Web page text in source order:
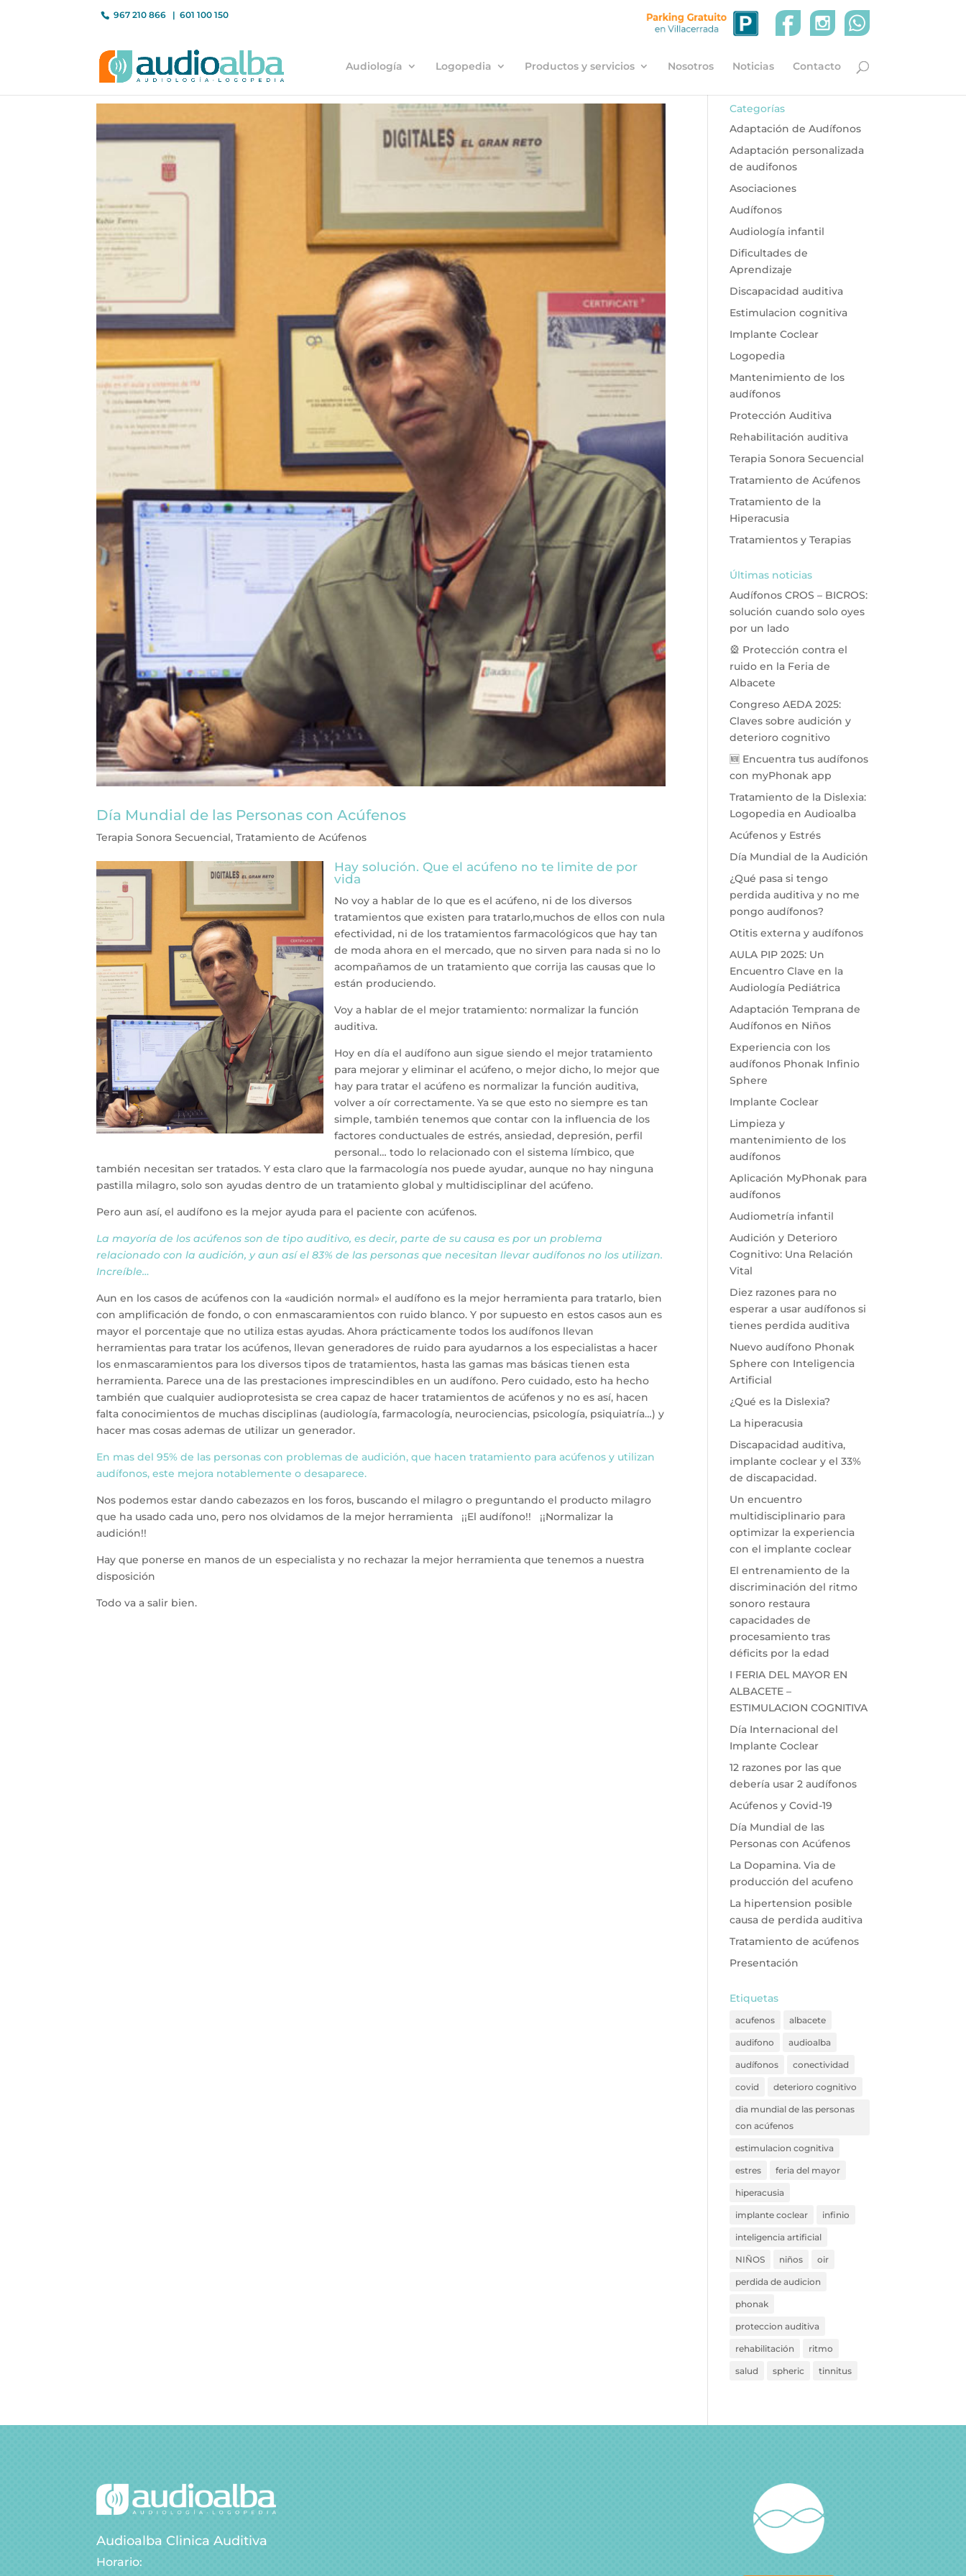
967 210 866 601 100 150
Audiología Logopedia Productos y servicios Nosotros Noticias Contacto
Día Mundial de las Personas con Acúfenos
Terapia Sonora Secuencial,Tratamiento de Acúfenos
Hay solución. Que el acúfeno no te limite de por
vida
No voy a hablar de lo que es el acúfeno, ni de los diversos
tratamientos que existen para tratarlo,muchos de ellos con nula
efectividad, ni de los tratamientos farmacológicos que hay tan
de moda ahora en el mercado, que no sirven para nada si no lo
acompañamos de un tratamiento que corrija las causas que lo
están produciendo.
Voy a hablar de el mejor tratamiento: normalizar la función
auditiva.
Hoy en día el audífono aun sigue siendo el mejor tratamiento
para mejorar y eliminar el acúfeno, o mejor dicho, lo mejor que
hay para tratar el acúfeno es normalizar la función auditiva,
volver a oír correctamente. Ya se que esto no siempre es tan
simple, también tenemos que contar con la influencia de los
factores conductuales de estrés, ansiedad, depresión, perfil
personal… todo lo relacionado con el sistema límbico, que
también necesitan ser tratados. Y esta claro que la farmacología nos puede ayudar, aunque no hay ninguna
pastilla milagro, solo son ayudas dentro de un tratamiento global y multidisciplinar del acúfeno.
Pero aun así, el audífono es la mejor ayuda para el paciente con acúfenos.
La mayoría de los acúfenos son de tipo auditivo, es decir, parte de su causa es por un problema
relacionado con la audición, y aun así el 83% de las personas que necesitan llevar audífonos no los utilizan.
Increíble…
Aun en los casos de acúfenos con la «audición normal» el audífono es la mejor herramienta para tratarlo, bien
con amplificación de fondo, o con enmascaramientos con ruido blanco. Y por supuesto en estos casos aun es
mayor el porcentaje que no utiliza estas ayudas. Ahora prácticamente todos los audífonos llevan
herramientas para tratar los acúfenos, llevan generadores de ruido para ayudarnos a los especialistas a hacer
los enmascaramientos para los diversos tipos de tratamientos, hasta las gamas mas básicas tienen esta
herramienta. Parece una de las prestaciones imprescindibles en un audífono. Pero cuidado, esto ha hecho
también que cualquier audioprotesista se crea capaz de hacer tratamientos de acúfenos y no es así, hacen
falta conocimientos de muchas disciplinas (audiología, farmacología, neurociencias, psicología, psiquiatría…) y
hacer mas cosas ademas de utilizar un generador.
En mas del 95% de las personas con problemas de audición, que hacen tratamiento para acúfenos y utilizan
audífonos, este mejora notablemente o desaparece.
Nos podemos estar dando cabezazos en los foros, buscando el milagro o preguntando el producto milagro
que ha usado cada uno, pero nos olvidamos de la mejor herramienta ¡¡El audífono!! ¡¡Normalizar la
audición!!
Hay que ponerse en manos de un especialista y no rechazar la mejor herramienta que tenemos a nuestra
disposición
Todo va a salir bien.
Categorías
Adaptación de Audífonos
Adaptación personalizada
de audifonos
Asociaciones
Audífonos
Audiología infantil
Dificultades de
Aprendizaje
Discapacidad auditiva
Estimulacion cognitiva
Implante Coclear
Logopedia
Mantenimiento de los
audífonos
Protección Auditiva
Rehabilitación auditiva
Terapia Sonora Secuencial
Tratamiento de Acúfenos
Tratamiento de la
Hiperacusia
Tratamientos y Terapias
Últimas noticias
Audífonos CROS – BICROS:
solución cuando solo oyes
por un lado
🎡 Protección contra el
ruido en la Feria de
Albacete
Congreso AEDA 2025:
Claves sobre audición y
deterioro cognitivo
🆕 Encuentra tus audífonos
con myPhonak app
Tratamiento de la Dislexia:
Logopedia en Audioalba
Acúfenos y Estrés
Día Mundial de la Audición
¿Qué pasa si tengo
perdida auditiva y no me
pongo audífonos?
Otitis externa y audífonos
AULA PIP 2025: Un
Encuentro Clave en la
Audiología Pediátrica
Adaptación Temprana de
Audífonos en Niños
Experiencia con los
audífonos Phonak Infinio
Sphere
Implante Coclear
Limpieza y
mantenimiento de los
audífonos
Aplicación MyPhonak para
audífonos
Audiometría infantil
Audición y Deterioro
Cognitivo: Una Relación
Vital
Diez razones para no
esperar a usar audífonos si
tienes perdida auditiva
Nuevo audífono Phonak
Sphere con Inteligencia
Artificial
¿Qué es la Dislexia?
La hiperacusia
Discapacidad auditiva,
implante coclear y el 33%
de discapacidad.
Un encuentro
multidisciplinario para
optimizar la experiencia
con el implante coclear
El entrenamiento de la
discriminación del ritmo
sonoro restaura
capacidades de
procesamiento tras
déficits por la edad
I FERIA DEL MAYOR EN
ALBACETE –
ESTIMULACION COGNITIVA
Día Internacional del
Implante Coclear
12 razones por las que
debería usar 2 audífonos
Acúfenos y Covid-19
Día Mundial de las
Personas con Acúfenos
La Dopamina. Via de
producción del acufeno
La hipertension posible
causa de perdida auditiva
Tratamiento de acúfenos
Presentación
Etiquetas
acufenos albacete
audifono audioalba
audífonos conectividad
covid deterioro cognitivo
dia mundial de las personas
con acúfenos
estimulacion cognitiva
estres feria del mayor
hiperacusia
implante coclear infinio
inteligencia artificial
NIÑOS niños oir
perdida de audicion
phonak
proteccion auditiva
rehabilitación ritmo
salud spheric tinnitus
Audioalba Clinica Auditiva
Horario: